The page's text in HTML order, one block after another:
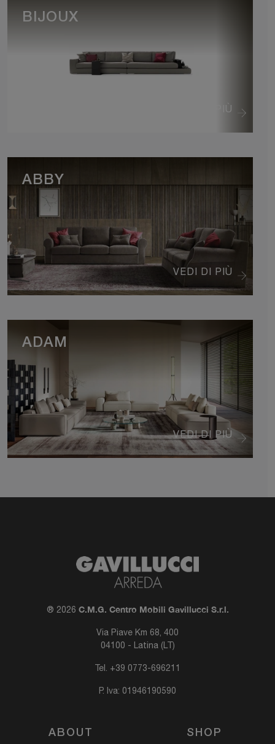
VEDI DI PIÙ
BIJOUX
VEDI DI PIÙ
ABBY
VEDI DI PIÙ
ADAM
® 2026 C.M.G. Centro Mobili Gavillucci S.r.l.
Via Piave Km 68, 400
04100 - Latina (LT)
Tel. +39 0773-696211
P. Iva: 01946190590
ABOUT SHOP